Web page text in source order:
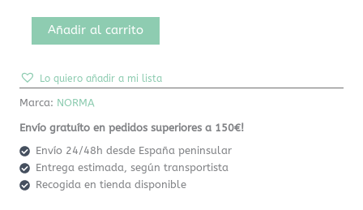
Añadir al carrito
Lo quiero añadir a mi lista
Marca: NORMA
Envío gratuíto en pedidos superiores a 150€!
Envío 24/48h desde España peninsular
Entrega estimada, según transportista
Recogida en tienda disponible